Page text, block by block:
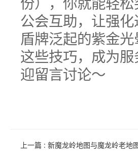
公会互助，让强
盾牌泛起的紫金
这些技巧，成为
迎留言讨论～
上一篇 : 新魔龙岭地图与魔龙岭老地